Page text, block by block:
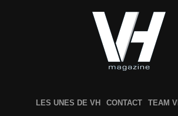
LES UNES DE VH CONTACT TEAM